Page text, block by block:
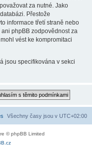
za nutné. Jako
Přestože
informace třetí straně nebo
ani phpBB zodpovědnost za
vést ke kompromitaci
jsou specifikována v sekci
Všechny časy jsou v UTC+02:00
© phpBB Limited